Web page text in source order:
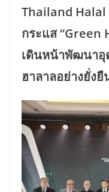
Thailand Halal
กระแส “Green
เดินหน้าพัฒนาอุ
ฮาลาลอย่างยั่งยื